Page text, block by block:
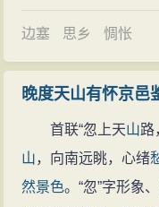
边塞 思乡 惆怅
晚度天山有怀京邑
首联“忽上天山路
山，向南远眺，心绪
然景色。“忽”字形象